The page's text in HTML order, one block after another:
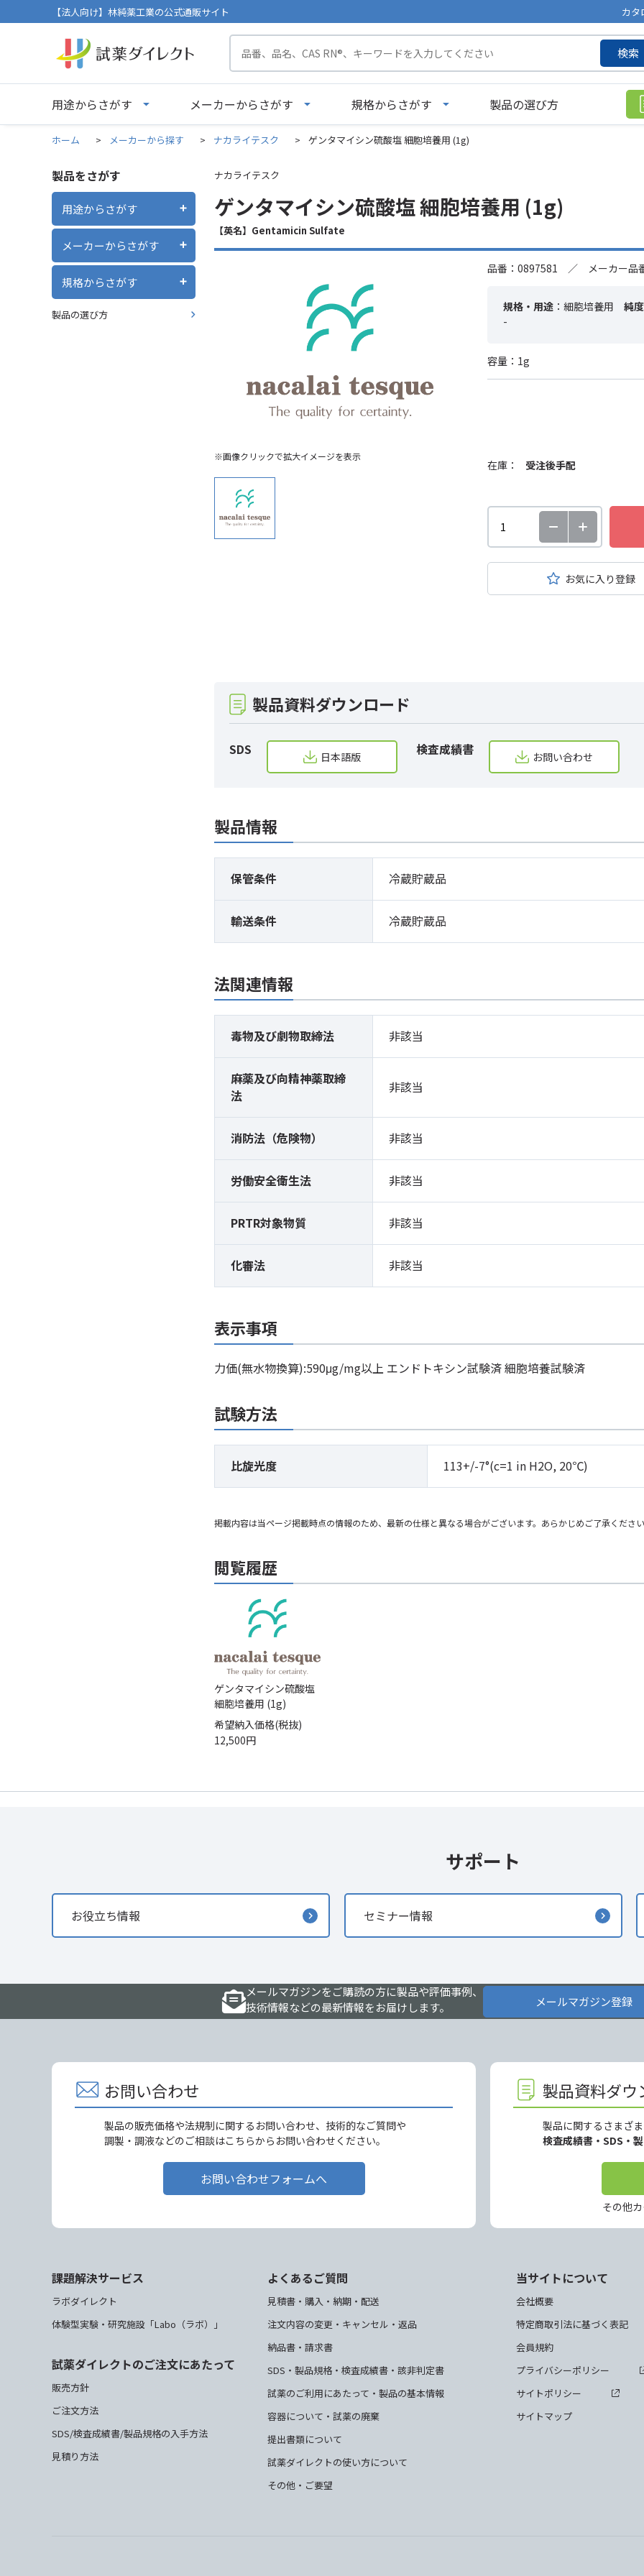
【法人向け】林純薬工業の公式通販サイト カタ
検索
用途からさがす メーカーからさがす 規格からさがす 製品の選び方
ホーム > メーカーから探す > ナカライテスク > ゲンタマイシン硫酸塩 細胞培養用 (1g)
製品をさがす
用途からさがす
メーカーからさがす
規格からさがす
製品の選び方
ナカライテスク
ゲンタマイシン硫酸塩 細胞培養用 (1g)
【英名】Gentamicin Sulfate
※画像クリックで拡大イメージを表示
品番：0897581 ／ メーカー品
規格・用途 ：細胞培養用
純度
-
容量：1g
在庫： 受注後手配
お気に入り登録
製品資料ダウンロード
SDS 日本語版 検査成績書 お問い合わせ
製品情報
保管条件 冷蔵貯蔵品
輸送条件 冷蔵貯蔵品
法関連情報
毒物及び劇物取締法 非該当
麻薬及び向精神薬取締
法
非該当
消防法（危険物） 非該当
労働安全衛生法 非該当
PRTR対象物質 非該当
化審法 非該当
表示事項
力価(無水物換算):590μg/mg以上 エンドトキシン試験済 細胞培養試験済
試験方法
比旋光度 113+/-7°(c=1 in H2O, 20℃)
掲載内容は当ページ掲載時点の情報のため、最新の仕様と異なる場合がございます。あらかじめご了承くださ
閲覧履歴
ゲンタマイシン硫酸塩
細胞培養用 (1g)
希望納入価格(税抜)
12,500円
サポート
お役立ち情報 セミナー情報
メールマガジンをご購読の方に製品や評価事例、
技術情報などの最新情報をお届けします。
メールマガジン登録
お問い合わせ
製品の販売価格や法規制に関するお問い合わせ、技術的なご質問や
調製・調液などのご相談はこちらからお問い合わせください。
お問い合わせフォームへ
製品資料ダウ
製品に関するさまざ
検査成績書・SDS・
その他
課題解決サービス
ラボダイレクト
体験型実験・研究施設「Labo（ラボ）」
試薬ダイレクトのご注文にあたって
販売方針
ご注文方法
SDS/検査成績書/製品規格の入手方法
見積り方法
よくあるご質問
見積書・購入・納期・配送
注文内容の変更・キャンセル・返品
納品書・請求書
SDS・製品規格・検査成績書・該非判定書
試薬のご利用にあたって・製品の基本情報
容器について・試薬の廃棄
提出書類について
試薬ダイレクトの使い方について
その他・ご要望
当サイトについて
会社概要
特定商取引法に基づく表記
会員規約
プライバシーポリシー
サイトポリシー
サイトマップ